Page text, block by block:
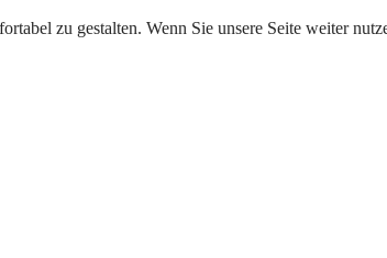
zu gestalten. Wenn Sie unsere Seite weiter